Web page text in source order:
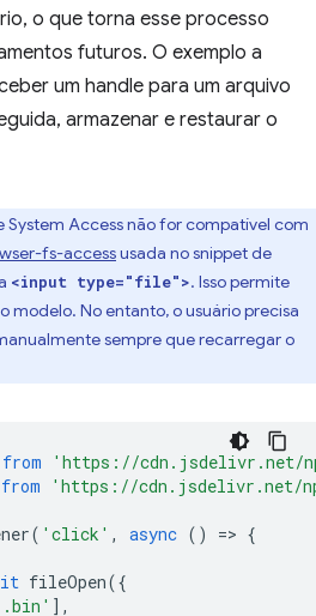
o que torna esse processo
futuros. O exemplo a
um handle para um arquivo
armazenar e restaurar o
System Access não for compatível com
fs-accessusada no snippet de
<input type="file">. Isso permite
modelo. No entanto, o usuário precisa
sempre que recarregar o
from
'https://cdn.jsdelivr.net/
from 'https://cdn.jsdelivr.net/
( 'click' , async () => {
fileOpen({
],